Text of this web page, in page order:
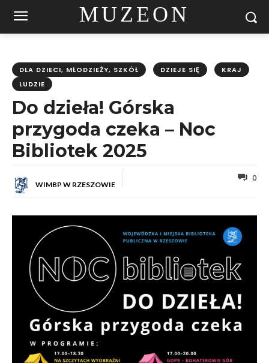
MUZEON
DLA DZIECI, MŁODZIEŻY, SZKÓŁ DZIEJE SIĘ
KRAJ
LUDZIE
Do dzieła! Górska
przygoda czeka – Noc
Bibliotek 2025
WIMBP W RZESZOWIE
0